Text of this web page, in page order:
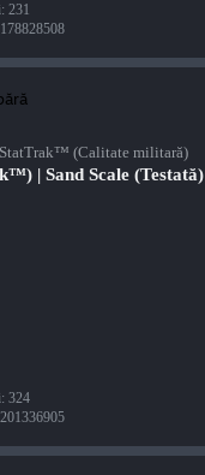
: 231
(Calitate militară)
| Sand Scale (Testată)
: 324